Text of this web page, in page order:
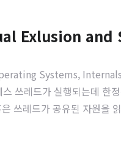
Exlusion
Systems,
쓰레드가 실행되는데 한
쓰레드가 공유된 자원을